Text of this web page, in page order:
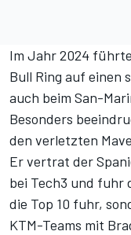
Im Jahr 2024
Bull Ring auf einen
auch beim San-
Besonders
den verletzten
Er vertrat der
bei Tech3 und fuhr
die Top 10 fuhr,
KTM-Teams mit